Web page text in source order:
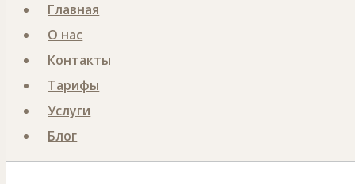
Главная
О нас
Контакты
Тарифы
Услуги
Блог